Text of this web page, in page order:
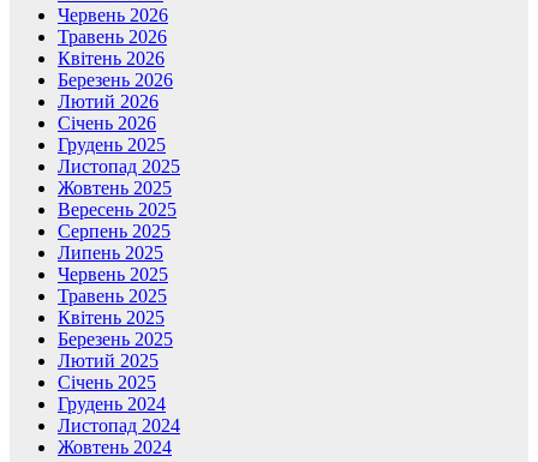
Червень 2026
Травень 2026
Квітень 2026
Березень 2026
Лютий 2026
Січень 2026
Грудень 2025
Листопад 2025
Жовтень 2025
Вересень 2025
Серпень 2025
Липень 2025
Червень 2025
Травень 2025
Квітень 2025
Березень 2025
Лютий 2025
Січень 2025
Грудень 2024
Листопад 2024
Жовтень 2024